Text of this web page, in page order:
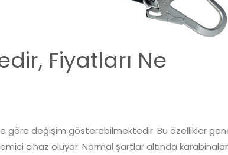
Fiyatları Ne
göre değişim gösterebilmektedir. Bu özellikler
cihaz oluyor. Normal şartlar altında karabinalar